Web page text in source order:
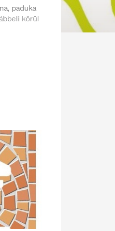
paduka
körül